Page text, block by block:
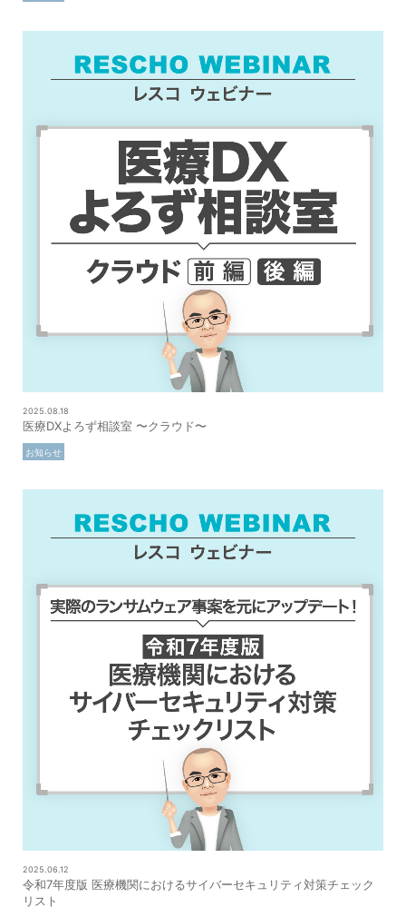
2025.08.18
医療DXよろず相談室 〜クラウド〜
お知らせ
2025.06.12
令和7年度版 医療機関におけるサイバーセキュリティ対策チェック
リスト